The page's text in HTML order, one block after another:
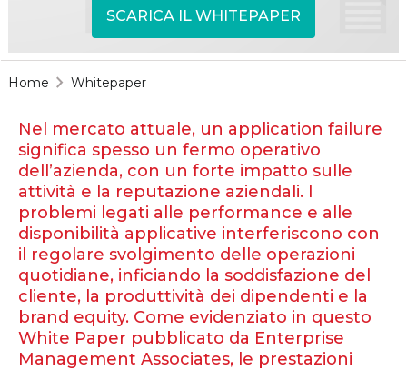
SCARICA IL WHITEPAPER
Home Whitepaper
Nel mercato attuale, un application failure
significa spesso un fermo operativo
dell’azienda, con un forte impatto sulle
attività e la reputazione aziendali. I
problemi legati alle performance e alle
disponibilità applicative interferiscono con
il regolare svolgimento delle operazioni
quotidiane, inficiando la soddisfazione del
cliente, la produttività dei dipendenti e la
brand equity. Come evidenziato in questo
White Paper pubblicato da Enterprise
Management Associates, le prestazioni